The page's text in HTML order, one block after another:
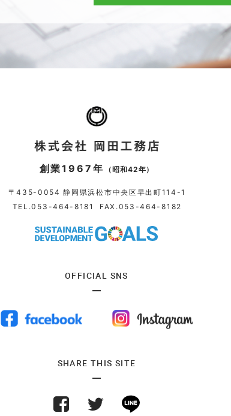
創業1967年 （昭和42年）
〒435-0054 静岡県浜松市中央区早出町114-1
TEL.053-464-8181 FAX.053-464-8182
OFFICIAL SNS
SHARE THIS SITE